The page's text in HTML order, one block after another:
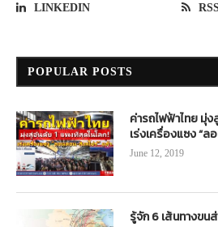
LINKEDIN
POPULAR POSTS
ค่ารถไฟฟ้าไทย มุ่
เร่งเครื่องแซง “
June 12, 2019
รู้จัก 6 เส้นทางขน